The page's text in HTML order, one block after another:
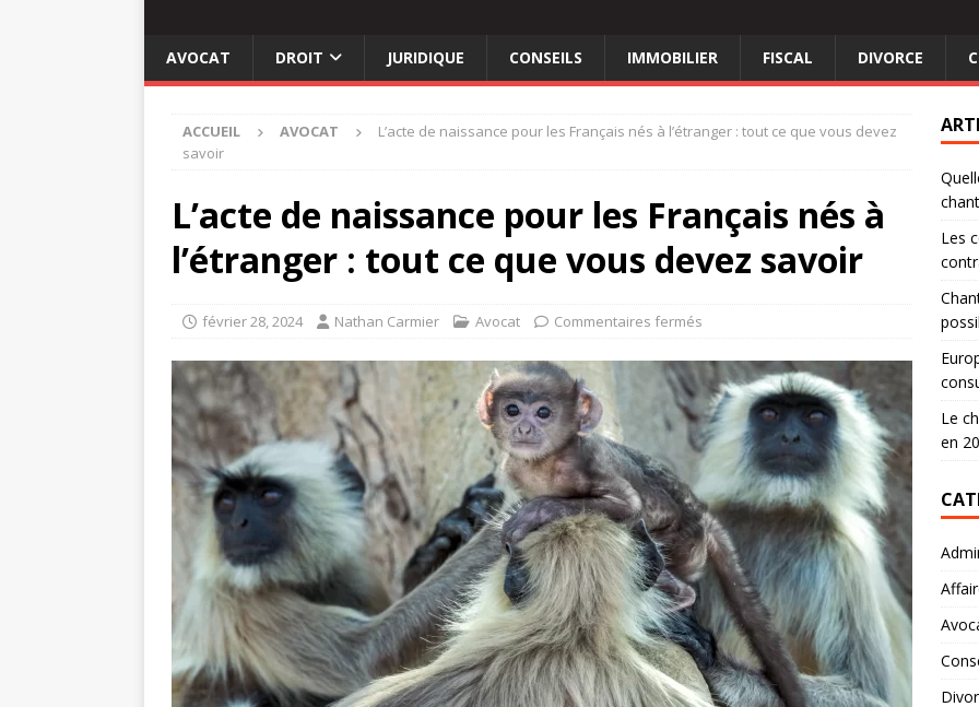
AVOCAT DROIT JURIDIQUE CONSEILS IMMOBILIER FISCAL DIVORCE
ACCUEIL AVOCAT
L’acte de naissance pour les Français nés à l’étranger : tout ce que vous devez
savoir
L’acte de naissance pour les Français nés à
l’étranger : tout ce que vous devez savoir
février 28, 2024 Nathan Carmier Avocat Commentaires fermés
Les
Le
en